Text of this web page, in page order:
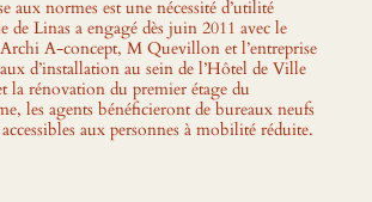
aux normes est une nécessité d’utilité
Linas a engagé dès juin 2011 avec le
A-concept, M Quevillon et l’entreprise
d’installation au sein de l’Hôtel de Ville
la rénovation du premier étage du
les agents bénéficieront de bureaux neufs
aux personnes à mobilité réduite.